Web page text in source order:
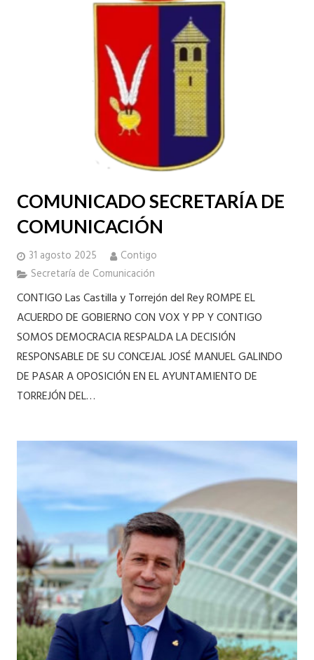
COMUNICADO SECRETARÍA DE
COMUNICACIÓN
31 agosto 2025
Contigo
Secretaría de Comunicación
CONTIGO Las Castilla y Torrejón del Rey ROMPE EL
ACUERDO DE GOBIERNO CON VOX Y PP Y CONTIGO
SOMOS DEMOCRACIA RESPALDA LA DECISIÓN
RESPONSABLE DE SU CONCEJAL JOSÉ MANUEL GALINDO
DE PASAR A OPOSICIÓN EN EL AYUNTAMIENTO DE
TORREJÓN DEL…